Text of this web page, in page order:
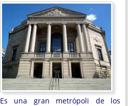
Es una gran metrópoli de los